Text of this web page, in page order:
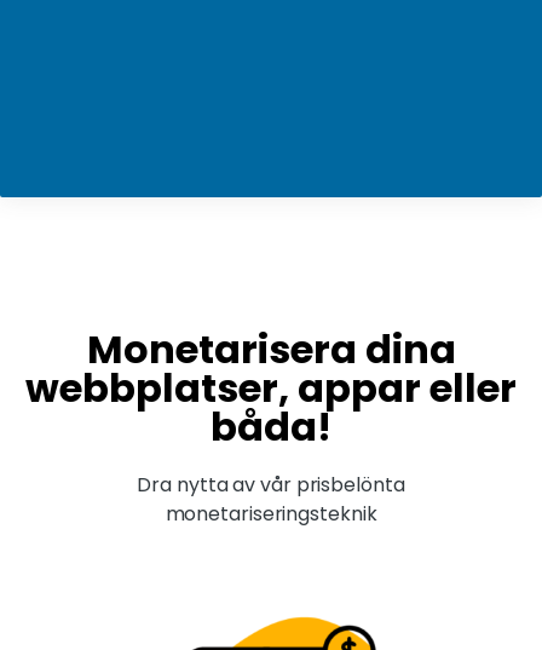
Monetarisera dina
webbplatser, appar eller
båda!
Dra nytta av vår prisbelönta
monetariseringsteknik